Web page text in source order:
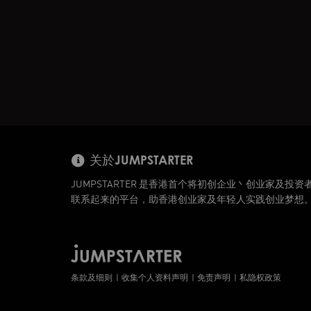
关於JUMPSTARTER
JUMPSTARTER 是香港首个将初创企业丶创业家及投资
联系起来的平台，助香港创业家及年轻人实践创业梦想
条款及细则 收集个人资料声明 免责声明 私隐权政策